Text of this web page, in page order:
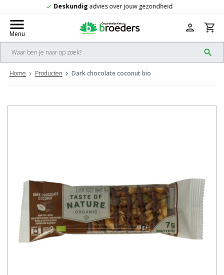
check Gratisverzending vanaf 50,-
menu
Menu
search
person shopping_cart
Home Producten Dark chocolate coconut bio